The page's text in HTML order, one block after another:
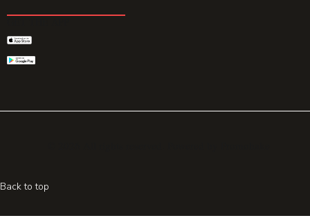
Back to top